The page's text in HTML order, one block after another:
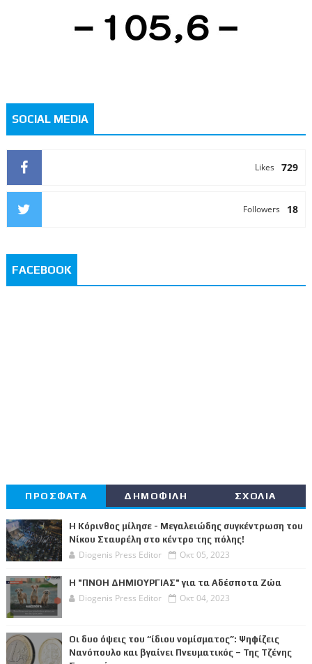
SOCIAL MEDIA
729
Likes
18
Followers
FACEBOOK
ΠΡΟΣΦΑΤΑ ΔΗΜΟΦΙΛΗ ΣΧΟΛΙΑ
Η Κόρινθος μίλησε - Μεγαλειώδης συγκέντρωση του
Νίκου Σταυρέλη στο κέντρο της πόλης!
Diogenis Press Editor Οκτ 05, 2023
Η "ΠΝΟΗ ΔΗΜΙΟΥΡΓΙΑΣ" για τα Αδέσποτα Ζώα
Diogenis Press Editor Οκτ 04, 2023
Οι δυο όψεις του “ίδιου νομίσματος”: Ψηφίζεις
Νανόπουλο και βγαίνει Πνευματικός – Της Τζένης